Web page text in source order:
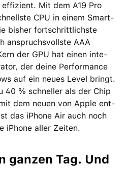
Mit dem A19 Pro
CPU in einem Smart­
bisher fort­schritt­lichste
anspruchs­vollste AAA
der GPU hat einen inte­
der deine Per­for­mance
auf ein neues Level bringt.
40 % schneller als der Chip
dem neuen von Apple ent­
das iPhone Air auch noch
iPhone aller Zeiten.
ganzen Tag. Und